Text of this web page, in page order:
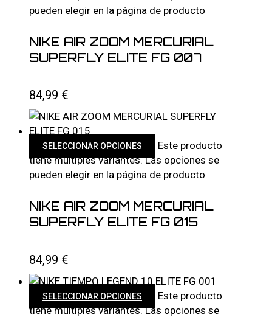
pueden elegir en la página de producto
NIKE AIR ZOOM MERCURIAL
SUPERFLY ELITE FG 007
84,99 €
SELECCIONAR OPCIONES
Este producto
tiene múltiples variantes. Las opciones se
pueden elegir en la página de producto
NIKE AIR ZOOM MERCURIAL
SUPERFLY ELITE FG 015
84,99 €
SELECCIONAR OPCIONES
Este producto
tiene múltiples variantes. Las opciones se